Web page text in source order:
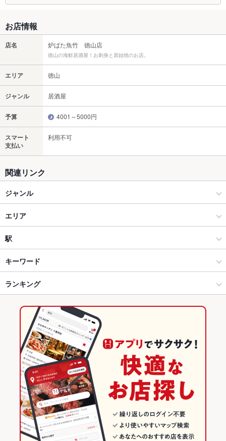
お店情報
店名 炉ばた魚竹 徳山店
徳山の海鮮居酒屋！お刺身と原始焼のお店。
エリア 徳山
ジャンル 居酒屋
予算 4001～5000円
スマート
支払い
利用不可
関連リンク
ジャンル
居酒屋
和風
周南市・下松市 × 居酒屋
周南市・下松市 × 和風
徳山駅 × 居酒屋
徳山駅 × 和風
日本料理・懐石・割烹
周南市・下松市 × 和食
周南市・下松市 × 日本料理・懐石・割烹
エリア
徳山
徳山 × 居酒屋
徳山 × 和風
徳山 × 和食
徳山 × 日本料理・懐石・割烹
山口 × 居酒屋
山口 × 和風
山口 × 和食
駅
徳山駅
キーワード
からあげ
ランキング
山口のグルメランキング
山口の居酒屋ランキング
周南市・下松市のグルメランキング
周南市・下松市の居酒屋ランキング
徳山のグルメランキング
徳山の居酒屋ランキング